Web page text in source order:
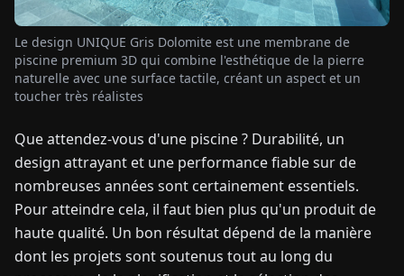
ENDEFRES ITNLPLHU
NOUS
Le design UNIQUE Gris Dolomite est une membrane de
piscine premium 3D qui combine l'esthétique de la pierre
naturelle avec une surface tactile, créant un aspect et un
toucher très réalistes
Que attendez-vous d'une piscine ? Durabilité, un
design attrayant et une performance fiable sur de
nombreuses années sont certainement essentiels.
Pour atteindre cela, il faut bien plus qu'un produit de
haute qualité. Un bon résultat dépend de la manière
dont les projets sont soutenus tout au long du